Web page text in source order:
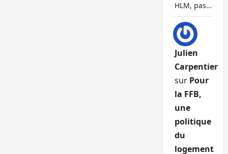
HLM, pas…
Julien
Carpentier
sur Pour
la FFB,
une
politique
du
logement